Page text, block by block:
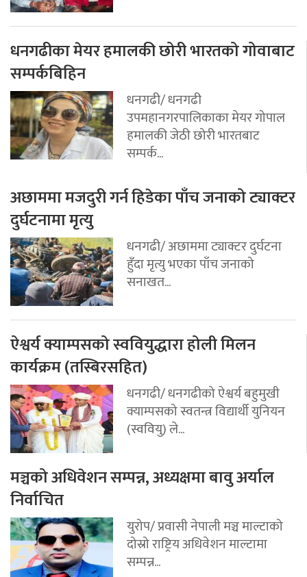
धनगढीका मेयर हमालकी छोरी भारतको गोवाबाट
सम्पर्कबिहिन
धनगढी/ धनगढी
उपमहानगरपालिकाका मेयर गोपाल
हमालकी जेठी छोरी भारतबाट
सम्पर्क...
अछाममा मजदुरी गर्न हिडेका पाँच जनाको ट्याक्टर
दुर्घटनामा मृत्यु
धनगढी/ अछाममा ट्याक्टर दुर्घटना
हुँदा मृत्यु भएका पाँच जनाको
सनाखत...
ऐश्वर्य क्याम्पसको स्ववियुद्धारा होली मिलन
कार्यक्रम (तस्बिरसहित)
धनगढी/ धनगढीको ऐश्वर्य बहुमुखी
क्याम्पसको स्वतन्त्र विद्यार्थी युनियन
(स्ववियु) ले...
मञ्चको अधिवेशन सम्पन्न, अध्यक्षमा बावु अर्याल
निर्वाचित
युरोप/ प्रवासी नेपाली मञ्च माल्टाको
दोस्रो राष्ट्रिय अधिवेशन माल्टामा
सम्पन्न...